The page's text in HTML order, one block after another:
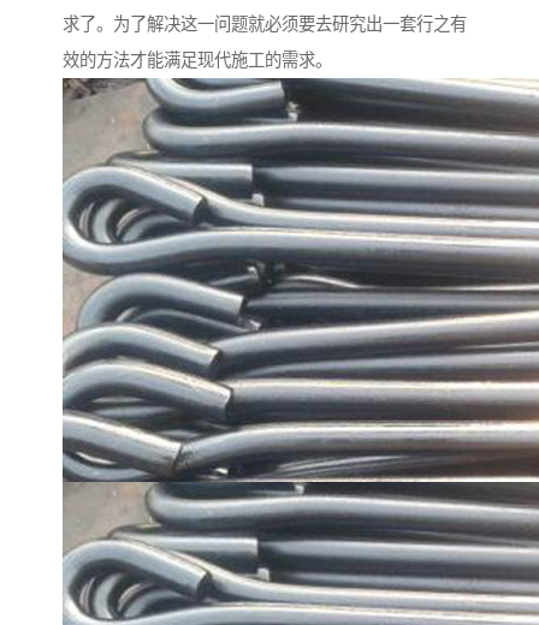
求了。为了解决这一问题就必须要去研究出一套行之有
效的方法才能满足现代施工的需求。